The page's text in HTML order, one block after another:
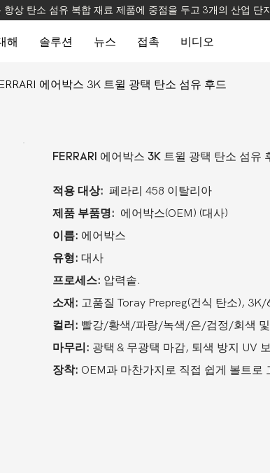
상 탄소 섬유 복합 재료 제품에 중점을 두고 3개의 산업 단
해 솔루션 뉴스 접촉 비디오
에어박스 3K 트윌 광택 탄소 섬유 후드
FERRARI 에어박스 3K 트윌 광택 탄소 섬유
적용 대상: 페라리 458 이탈리아
제품 부품명: 에어박스(OEM) (대사)
이름: 에어박스
유형: 대사
프로세스: 압력솥.
소재: 고품질 Toray Prepreg(건식 탄소),
컬러: 빨강/황색/파랑/녹색/은/검정/회색
마무리: 광택 & 무광택 마감, 퇴색 방지 UV
장착: OEM과 마찬가지로 직접 쉽게 볼트로